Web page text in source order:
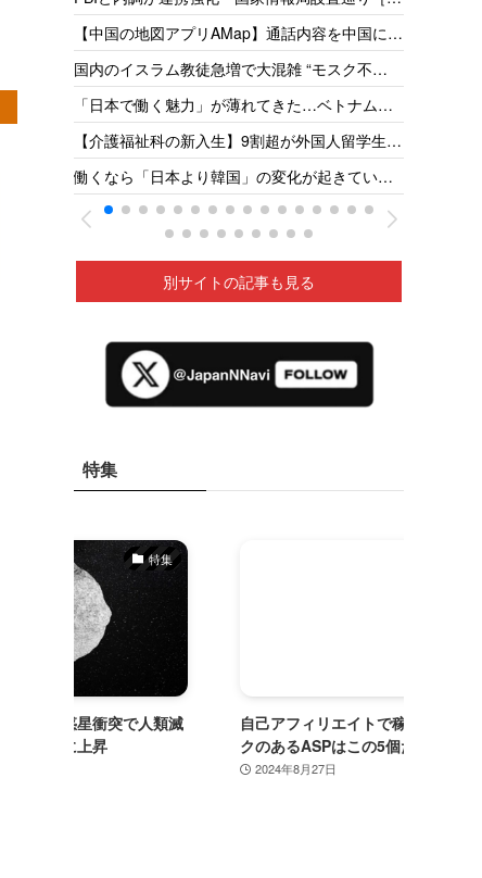
トナム人女性の事情［東京新聞］26/05
同］26/05
【中国の地図アプリAMap】通話内容を中国に送
信 国家安全局がリスク指摘［台湾］26/05
国内のイスラム教徒急増で大混雑 “モスク不
足”訴えの一方で相次ぐ建設反対［テレ朝］
26/04
「日本で働く魅力」が薄れてきた…ベトナムで
募集をかけても人が集まらず［東京新聞］26/05
【介護福祉科の新入生】9割超が外国人留学生
志す日本人減、国の受け入れ方針も影響 福井
県の若狭医療福祉専門学校［福井新聞］26/05
働くなら「日本より韓国」の変化が起きてい
る ベトナムの人材送り出し機関が懸念［東京
新聞］26/05
別サイトの記事も見る
特集
自己アフィリエイトで稼ぐ！セルフパッ
クのあるASPはこの5個だけ